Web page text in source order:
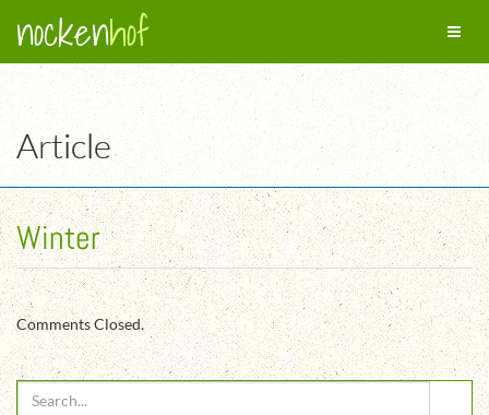
nockenhof
Toggle
Article
Winter
Comments Closed.